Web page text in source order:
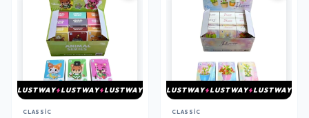
LUSTWAY LUSTWAY LUSTWAY
CLASSIC
LUSTWAY LUSTWAY LUSTWAY
CLASSIC